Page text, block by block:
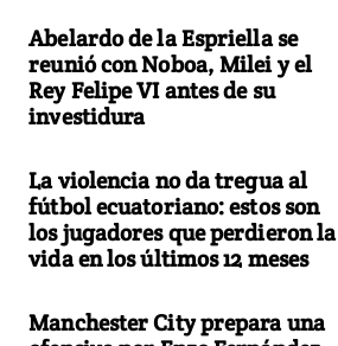
Abelardo de la Espriella se
reunió con Noboa, Milei y el
Rey Felipe VI antes de su
investidura
La violencia no da tregua al
fútbol ecuatoriano: estos son
los jugadores que perdieron la
vida en los últimos 12 meses
Manchester City prepara una